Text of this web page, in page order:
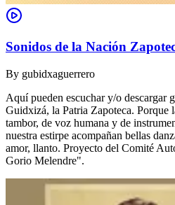
Sonidos de la Nación
By gubidxaguerrero
Aquí pueden escuchar y/o descargar
Guidxizá, la Patria Zapoteca. Porque
tambor, de voz humana y de
nuestra estirpe acompañan bellas
amor, llanto. Proyecto del Comité
Gorio Melendre".